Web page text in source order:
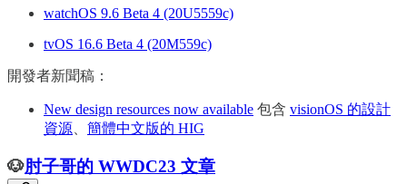
watchOS 9.6 Beta 4 (20U5559c)
tvOS 16.6 Beta 4 (20M559c)
開發者新聞稿：
New design resources now available 包含 visionOS 的設計
資源
簡體中文版的 HIG
🐶肘子哥的 WWDC23 文章